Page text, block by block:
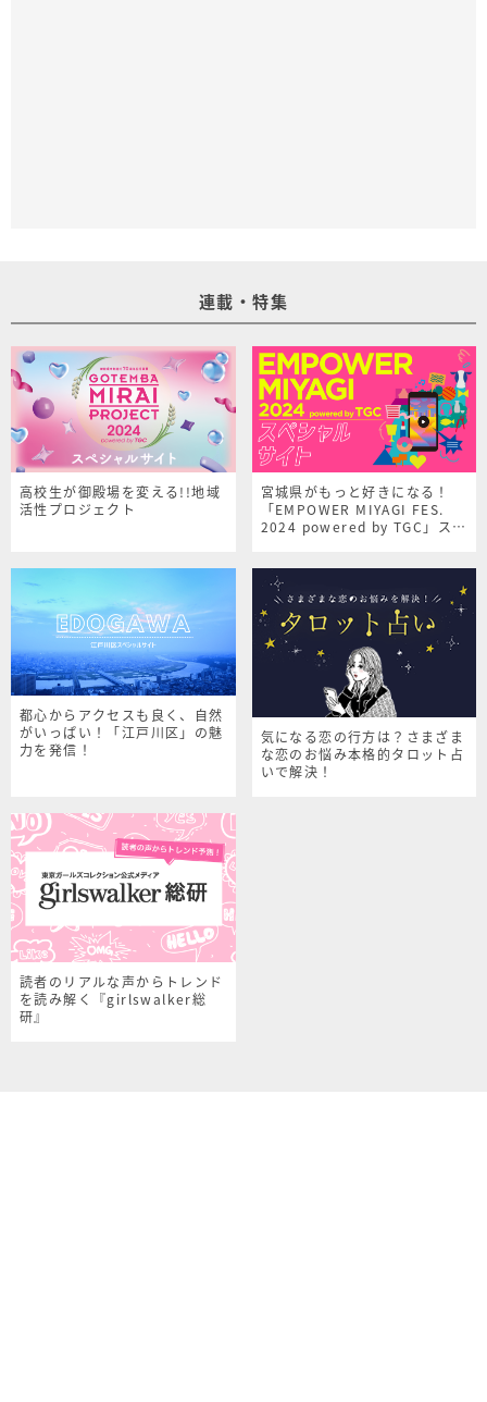
連載・特集
高校生が御殿場を変える!!地域
活性プロジェクト
宮城県がもっと好きになる！
「EMPOWER MIYAGI FES.
2024 powered by TGC」スペ
都心からアクセスも良く、自然
がいっぱい！「江戸川区」の魅
力を発信！
気になる恋の行方は？さまざま
な恋のお悩み本格的タロット占
いで解決！
読者のリアルな声からトレンド
を読み解く『girlswalker総
研』